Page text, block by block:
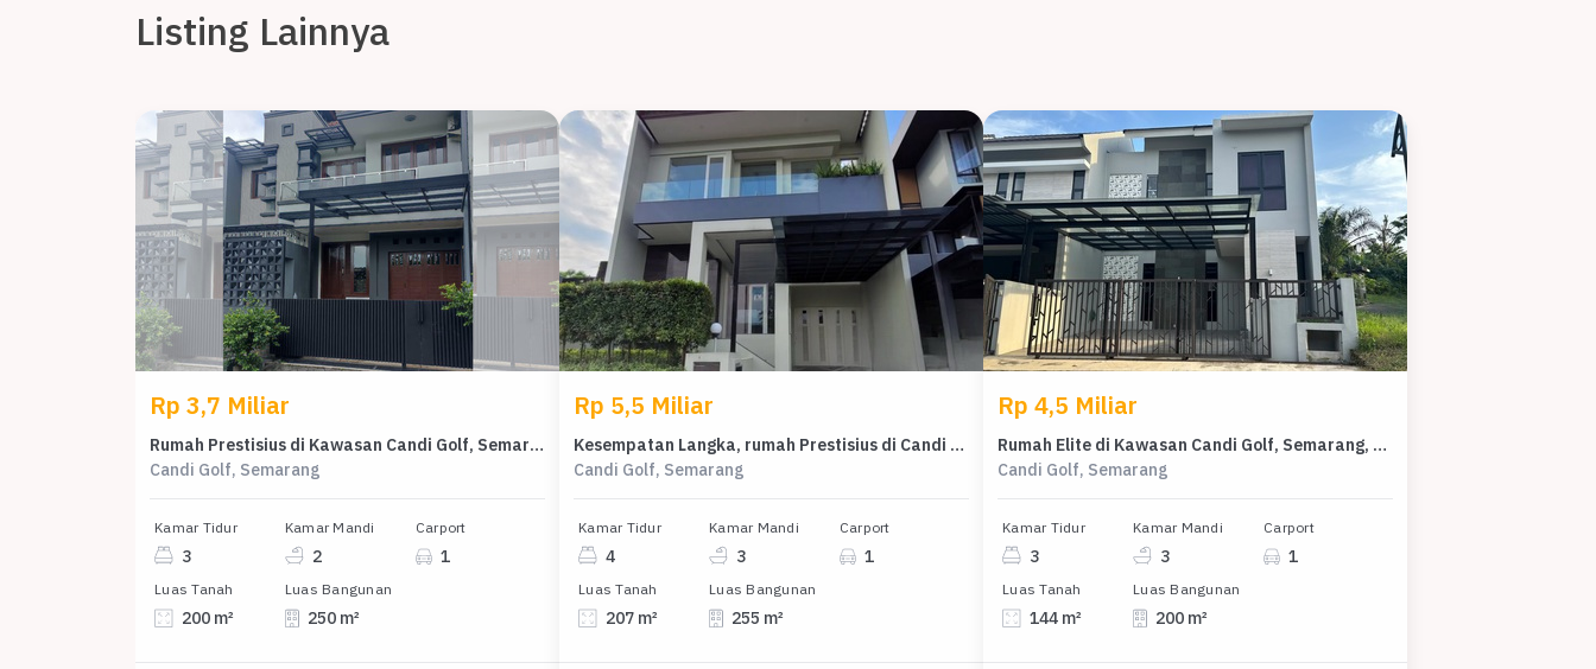
Listing Lainnya
Rp 3,7 Miliar
Rumah Prestisius di Kawasan Candi Golf, Semarang, LB 250m², Harga 3,7 Miliar
Candi Golf, Semarang
Kamar Tidur
3
Kamar Mandi
2
Carport
1
Luas Tanah
200 m²
Luas Bangunan
250 m²
Rp 5,5 Miliar
Kesempatan Langka, rumah Prestisius di Candi Golf, Semarang, LB 255m²
Candi Golf, Semarang
Kamar Tidur
4
Kamar Mandi
3
Carport
1
Luas Tanah
207 m²
Luas Bangunan
255 m²
Rp 4,5 Miliar
Rumah Elite di Kawasan Candi Golf, Semarang, LB 200m², Harga 4,5 Miliar
Candi Golf, Semarang
Kamar Tidur
3
Kamar Mandi
3
Carport
1
Luas Tanah
144 m²
Luas Bangunan
200 m²